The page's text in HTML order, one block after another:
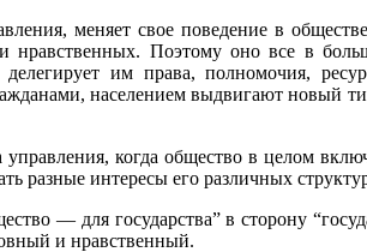
меняет свое поведение в
Поэтому оно все в
им права, полномочия,
населением выдвигают
когда общество в целом
разные интересы его различных
— для государства” в сторону
и нравственный.